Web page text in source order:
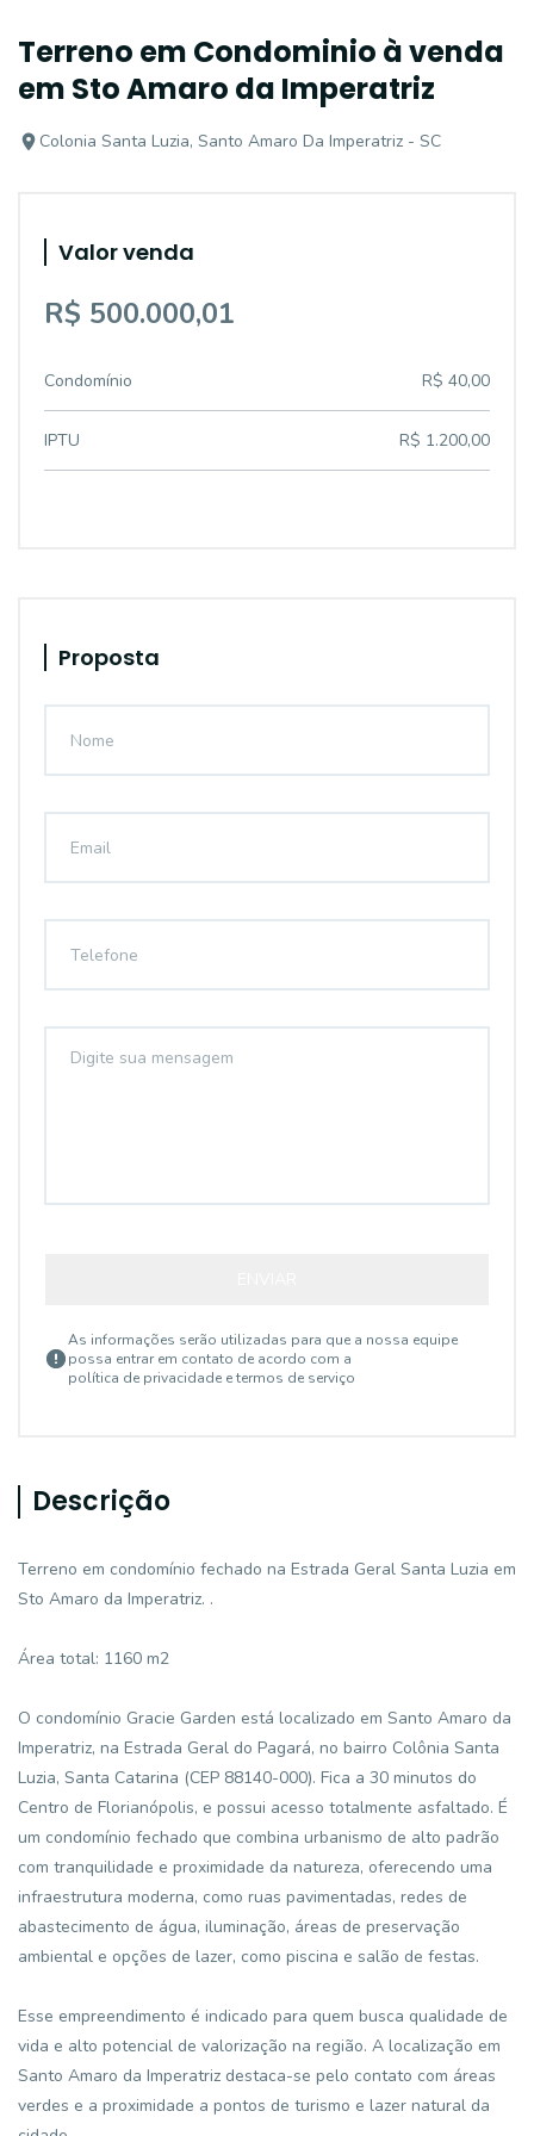
Terreno em Condominio à venda
em Sto Amaro da Imperatriz
Colonia Santa Luzia, Santo Amaro Da Imperatriz - SC
Valor venda
R$ 500.000,01
Condomínio R$ 40,00
IPTU R$ 1.200,00
Proposta
As informações serão utilizadas para que a nossa equipe
possa entrar em contato de acordo com a
política de privacidade e termos de serviço
Descrição
Terreno em condomínio fechado na Estrada Geral Santa Luzia em
Sto Amaro da Imperatriz. .
Área total: 1160 m2
O condomínio Gracie Garden está localizado em Santo Amaro da
Imperatriz, na Estrada Geral do Pagará, no bairro Colônia Santa
Luzia, Santa Catarina (CEP 88140-000). Fica a 30 minutos do
Centro de Florianópolis, e possui acesso totalmente asfaltado. É
um condomínio fechado que combina urbanismo de alto padrão
com tranquilidade e proximidade da natureza, oferecendo uma
infraestrutura moderna, como ruas pavimentadas, redes de
abastecimento de água, iluminação, áreas de preservação
ambiental e opções de lazer, como piscina e salão de festas.
Esse empreendimento é indicado para quem busca qualidade de
vida e alto potencial de valorização na região. A localização em
Santo Amaro da Imperatriz destaca-se pelo contato com áreas
verdes e a proximidade a pontos de turismo e lazer natural da